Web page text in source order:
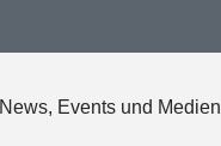
News, Events und Medien